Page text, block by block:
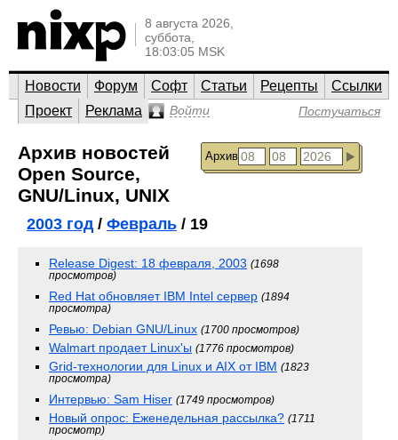
8 августа 2026,
суббота,
18:03:05 MSK
Новости Форум Софт Статьи Рецепты
Ссылки
Проект
Реклама Войти Постучаться
Архив
Архив новостей
Open Source,
GNU/Linux, UNIX
2003 год/ Февраль / 19
Release Digest: 18 февраля, 2003 (1698
просмотров)
Red Hat обновляет IBM Intel сервер (1894
просмотра)
Ревью: Debian GNU/Linux (1700 просмотров)
Walmart продает Linux'ы (1776 просмотров)
Grid-технологии для Linux и AIX от IBM (1823
просмотра)
Интервью: Sam Hiser (1749 просмотров)
Новый опрос: Еженедельная рассылка? (1711
просмотр)